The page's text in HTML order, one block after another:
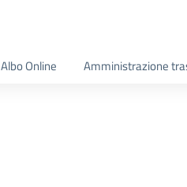
Albo Online Amministrazione